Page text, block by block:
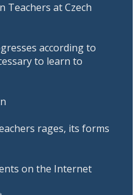
Teachers at Czech
according to
to learn to
rages, its forms
on the Internet